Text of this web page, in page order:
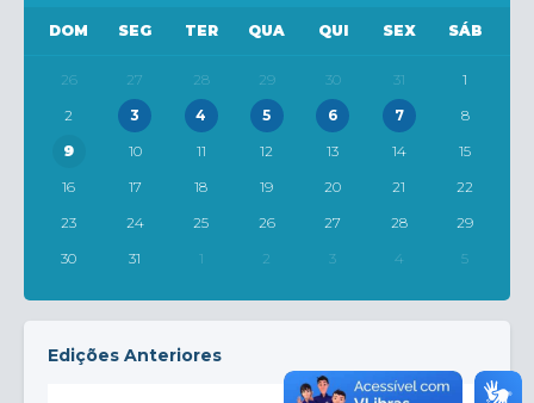
DOM SEG TER QUA QUI SEX SÁB
26 27 28 29 30 31
1
2
3 4 5 6 7
8
9
10 11 12 13 14
15
16
17 18 19 20 21
22
23
24 25 26 27 28
29
30
31 1 2 3 4 5
Edições Anteriores